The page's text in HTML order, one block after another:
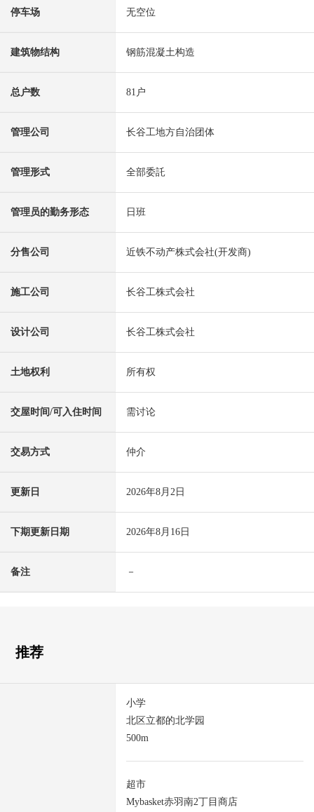
停车场 无空位
建筑物结构 钢筋混凝土构造
总户数 81户
管理公司 长谷工地方自治团体
管理形式 全部委託
管理员的勤务形态 日班
分售公司 近铁不动产株式会社(开发商)
施工公司 长谷工株式会社
设计公司 长谷工株式会社
土地权利 所有权
交屋时间/可入住时间 需讨论
交易方式 仲介
更新日 2026年8月2日
下期更新日期 2026年8月16日
备注 －
推荐
小学
北区立都的北学园
500m
超市
Mybasket赤羽南2丁目商店